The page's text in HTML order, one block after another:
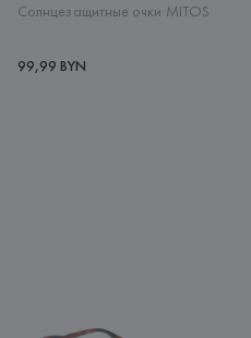
Солнцезащитные очки MITOS
99,99 BYN